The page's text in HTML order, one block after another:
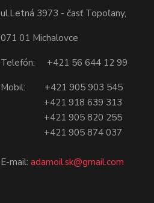
ul.Letná 3973 - časť Topoľany,
071 01 Michalovce
Telefón: +421 56 644 12 99
Mobil: +421 905 903 545
+421 918 639 313
+421 905 820 255
+421 905 874 037
E-mail: adamoil.sk@gmail.com